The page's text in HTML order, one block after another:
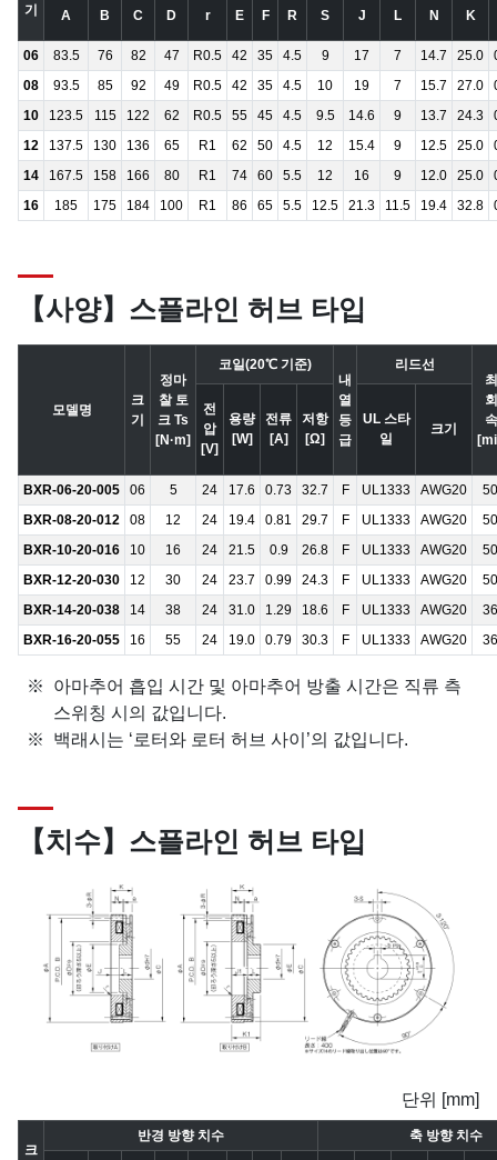
기
A B C D r E F R S J L N K
06 83.5 76 82 47 R0.5 42 35 4.5 9 17 7 14.7 25.0
08
93.5 85 92 49 R0.5 42 35 4.5 10 19 7 15.7 27.0
10
123.5 115 122 62 R0.5 55 45 4.5 9.5 14.6 9 13.7 24.3
12
137.5 130 136 65 R1 62 50 4.5 12 15.4 9 12.5 25.0
14
167.5 158 166 80 R1 74 60 5.5 12 16 9 12.0 25.0
16
185 175 184 100 R1 86 65 5.5 12.5 21.3 11.5 19.4 32.8
【사양】스플라인 허브 타입
모델명
크
기
정마
찰 토
크 Ts
[N·m]
코일(20℃ 기준)
내
열
등
급
리드선
전
압
[V]
용량
[W]
전류
[A]
저항
[Ω]
UL 스타
일
크기
BXR-06-20-005 06 5 24 17.6 0.73 32.7 F UL1333 AWG20
BXR-08-20-012
08 12 24 19.4 0.81 29.7 F UL1333 AWG20
BXR-10-20-016
10 16 24 21.5 0.9 26.8 F UL1333 AWG20
BXR-12-20-030
12 30 24 23.7 0.99 24.3 F UL1333 AWG20
BXR-14-20-038
14 38 24 31.0 1.29 18.6 F UL1333 AWG20
BXR-16-20-055
16 55 24 19.0 0.79 30.3 F UL1333 AWG20
아마추어 흡입 시간 및 아마추어 방출 시간은 직류 측
스위칭 시의 값입니다.
백래시는 ‘로터와 로터 허브 사이’의 값입니다.
【치수】스플라인 허브 타입
단위 [mm]
크
반경 방향 치수 축 방향 치수